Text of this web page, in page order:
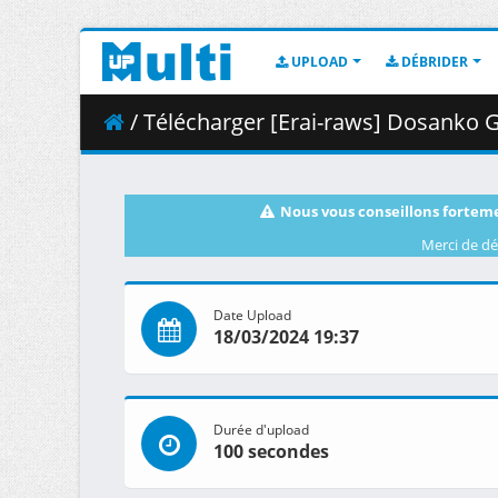
UPLOAD DÉBRIDER
/ Télécharger [Erai-raws] Dosanko Gal wa
Nous vous conseillons
Merci de
Date Upload
18/03/2024 19:37
Durée d'upload
100 secondes